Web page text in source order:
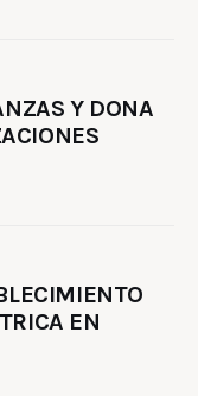
Y DONA
EN